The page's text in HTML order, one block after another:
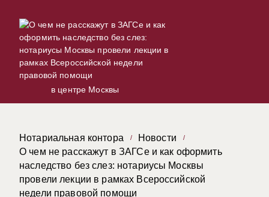
в центре Москвы
Нотариальная контора
Новости
О чем не расскажут в ЗАГСе и как оформить
наследство без слез: нотариусы Москвы
провели лекции в рамках Всероссийской
недели правовой помощи